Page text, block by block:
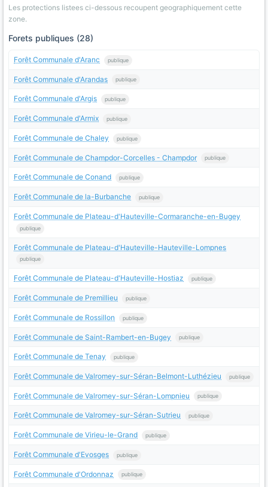
Les protections listees ci-dessous recoupent geographiquement cette
zone.
Forets publiques (28)
Forêt Communale d'Aranc publique
Forêt Communale d'Arandas publique
Forêt Communale d'Argis publique
Forêt Communale d'Armix publique
Forêt Communale de Chaley publique
Forêt Communale de Champdor-Corcelles - Champdor publique
Forêt Communale de Conand publique
Forêt Communale de la-Burbanche publique
Forêt Communale de Plateau-d'Hauteville-Cormaranche-en-Bugey
publique
Forêt Communale de Plateau-d'Hauteville-Hauteville-Lompnes
publique
Forêt Communale de Plateau-d'Hauteville-Hostiaz publique
Forêt Communale de Premillieu publique
Forêt Communale de Rossillon publique
Forêt Communale de Saint-Rambert-en-Bugey publique
Forêt Communale de Tenay publique
Forêt Communale de Valromey-sur-Séran-Belmont-Luthézieu publique
Forêt Communale de Valromey-sur-Séran-Lompnieu publique
Forêt Communale de Valromey-sur-Séran-Sutrieu publique
Forêt Communale de Virieu-le-Grand publique
Forêt Communale d'Evosges publique
Forêt Communale d'Ordonnaz publique